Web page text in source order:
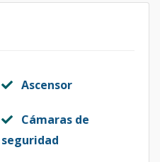
Ascensor
Cámaras de
seguridad